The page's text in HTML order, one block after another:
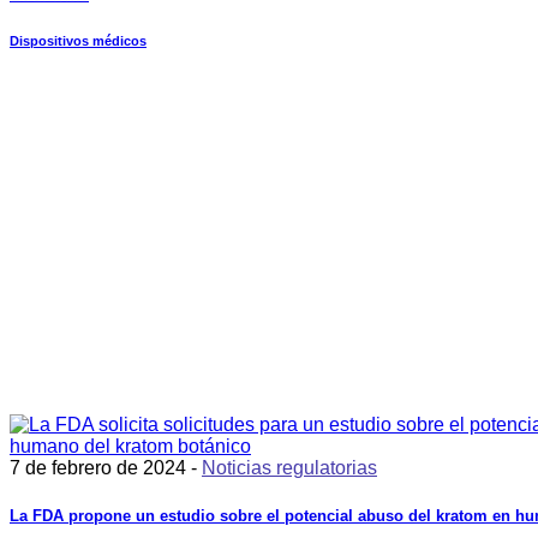
Dispositivos médicos
7 de febrero de 2024 - Noticias regulatorias
La FDA propone un estudio sobre el potencial abuso del kratom en